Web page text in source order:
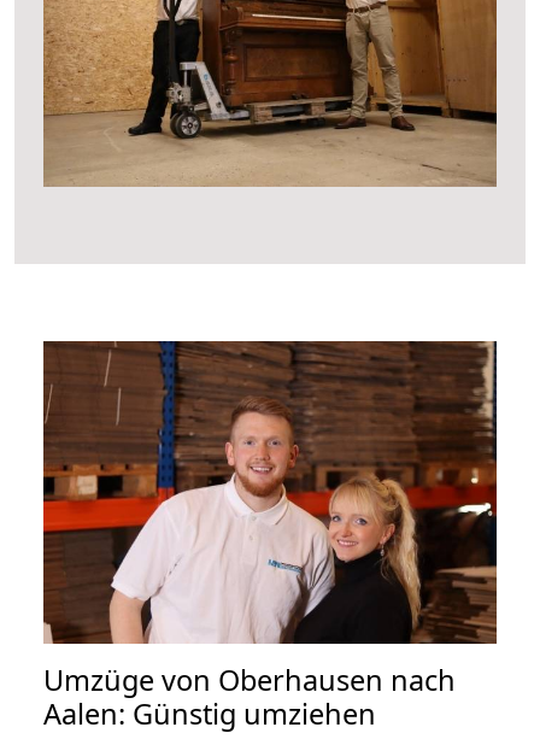
Umzüge von Oberhausen nach
Aalen: Günstig umziehen